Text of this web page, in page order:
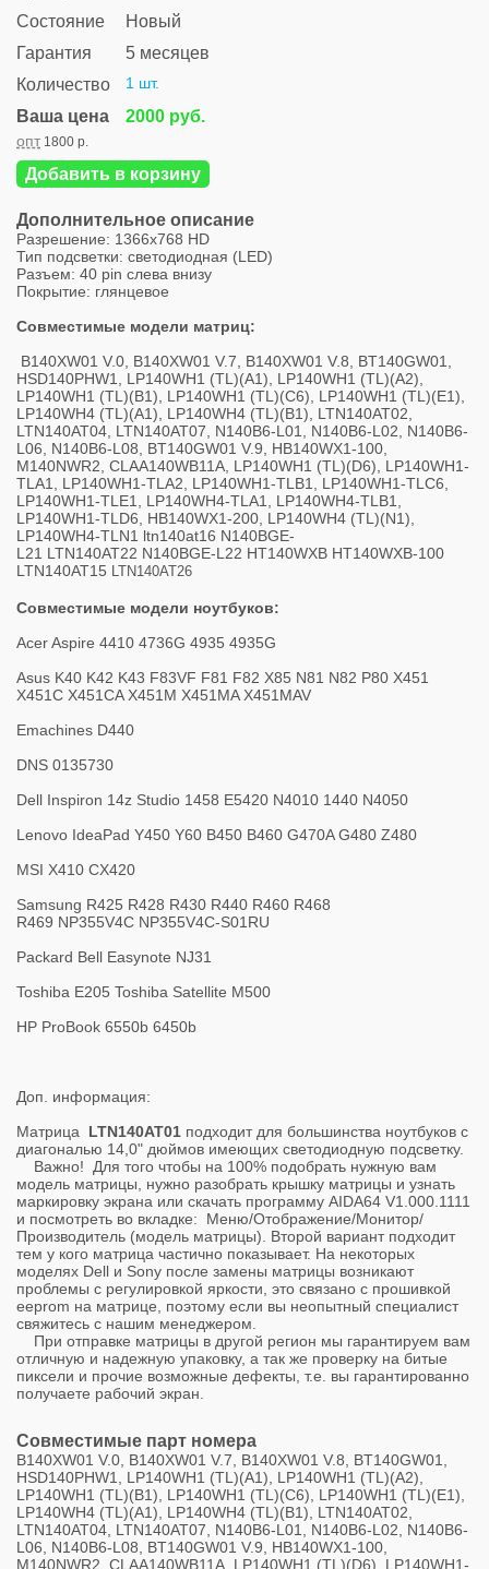
Состояние
Новый
Гарантия
5 месяцев
Количество
1 шт.
Ваша цена 2000 руб.
опт 1800 р.
Добавить в корзину
Дополнительное описание
Разрешение: 1366x768 HD
Тип подсветки: cветодиодная (LED)
Разъем: 40 pin слева внизу
Покрытие: глянцевое
Совместимые модели матриц:
B140XW01 V.0, B140XW01 V.7, B140XW01 V.8, BT140GW01,
HSD140PHW1, LP140WH1 (TL)(A1), LP140WH1 (TL)(A2),
LP140WH1 (TL)(B1), LP140WH1 (TL)(C6), LP140WH1 (TL)(E1),
LP140WH4 (TL)(A1), LP140WH4 (TL)(B1), LTN140AT02,
LTN140AT04, LTN140AT07, N140B6-L01, N140B6-L02, N140B6-
L06, N140B6-L08, BT140GW01 V.9, HB140WX1-100,
M140NWR2, CLAA140WB11A, LP140WH1 (TL)(D6), LP140WH1-
TLA1, LP140WH1-TLA2, LP140WH1-TLB1, LP140WH1-TLC6,
LP140WH1-TLE1, LP140WH4-TLA1, LP140WH4-TLB1,
LP140WH1-TLD6, HB140WX1-200, LP140WH4 (TL)(N1),
LP140WH4-TLN1 ltn140at16 N140BGE-
L21 LTN140AT22 N140BGE-L22 HT140WXB HT140WXB-100
LTN140AT15
LTN140AT26
Совместимые модели ноутбуков:
Acer Aspire 4410 4736G 4935 4935G
Asus K40 K42 K43 F83VF F81 F82 X85 N81 N82 P80 X451
X451C X451CA X451M X451MA X451MAV
Emachines D440
DNS 0135730
Dell Inspiron 14z Studio 1458 E5420 N4010 1440 N4050
Lenovo IdeaPad Y450 Y60 B450 B460 G470A G480 Z480
MSI X410 CX420
Samsung R425 R428 R430 R440 R460 R468
R469 NP355V4C NP355V4C-S01RU
Packard Bell Easynote NJ31
Toshiba E205 Toshiba Satellite M500
HP ProBook 6550b 6450b
Доп. информация:
Матрица LTN140AT01 подходит для большинства ноутбуков с
диагональю 14,0" дюймов имеющих светодиодную подсветку.
Важно! Для того чтобы на 100% подобрать нужную вам
модель матрицы, нужно разобрать крышку матрицы и узнать
маркировку экрана или скачать программу AIDA64 V1.000.1111
и посмотреть во вкладке: Меню/Отображение/Монитор/
Производитель (модель матрицы). Второй вариант подходит
тем у кого матрица частично показывает. На некоторых
моделях Dell и Sony после замены матрицы возникают
проблемы с регулировкой яркости, это связано с прошивкой
eeprom на матрице, поэтому если вы неопытный специалист
свяжитесь с нашим менеджером.
При отправке матрицы в другой регион мы гарантируем вам
отличную и надежную упаковку, а так же проверку на битые
пиксели и прочие возможные дефекты, т.е. вы гарантированно
получаете рабочий экран.
Совместимые парт номера
B140XW01 V.0, B140XW01 V.7, B140XW01 V.8, BT140GW01,
HSD140PHW1, LP140WH1 (TL)(A1), LP140WH1 (TL)(A2),
LP140WH1 (TL)(B1), LP140WH1 (TL)(C6), LP140WH1 (TL)(E1),
LP140WH4 (TL)(A1), LP140WH4 (TL)(B1), LTN140AT02,
LTN140AT04, LTN140AT07, N140B6-L01, N140B6-L02, N140B6-
L06, N140B6-L08, BT140GW01 V.9, HB140WX1-100,
M140NWR2, CLAA140WB11A, LP140WH1 (TL)(D6), LP140WH1-